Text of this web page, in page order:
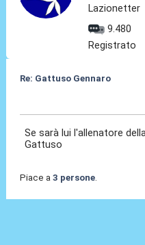
Lazionetter
9.480
Registrato
Re: Gattuso Gennaro
Se sarà lui l'allenatore
Gattuso
Piace a 3 persone.